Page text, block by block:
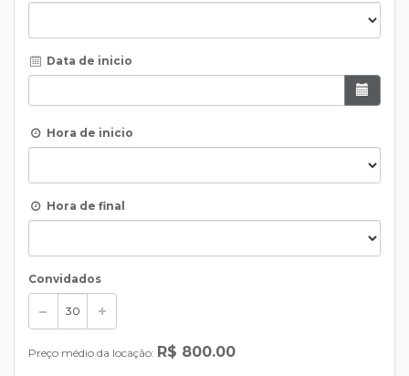
Data de inicio
Hora de inicio
Hora de final
Convidados
Preço médio da locação: R$ 800.00